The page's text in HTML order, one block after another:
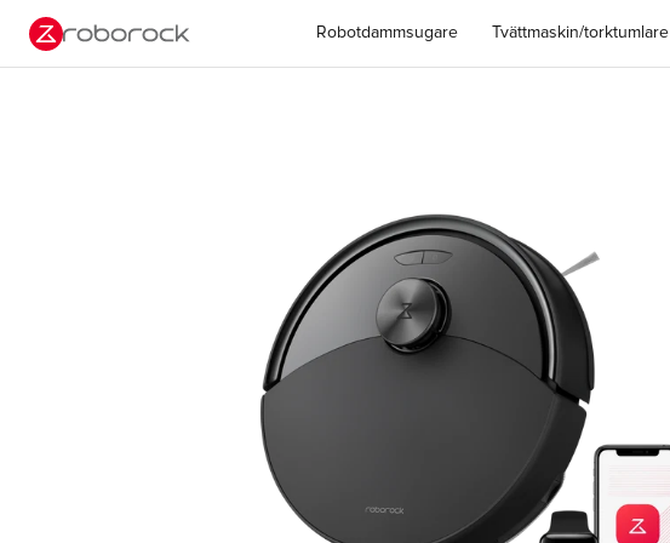
Robotdammsugare Tvättmaskin/torktumlare